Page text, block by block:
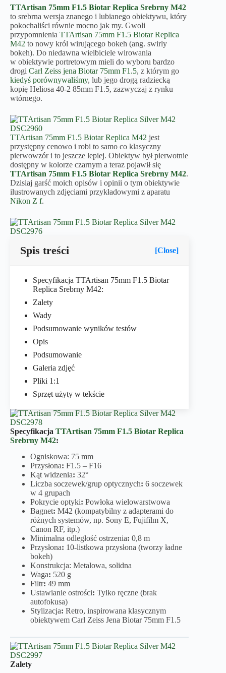
TTArtisan 75mm F1.5 Biotar Replica Srebrny M42
to srebrna wersja znanego i lubianego obiektywu, który
pokochaliści równie mocno jak my. Gwoli
przypomnienia TTArtisan 75mm F1.5 Biotar Replica
M42 to nowy król wirującego bokeh (ang. swirly
bokeh). Do niedawna wielbiciele wirowania
w obiektywie portretowym mieli do wyboru bardzo
drogi Carl Zeiss jena Biotar 75mm F1.5, z którym go
kiedyś porównywaliśmy, lub jego drogą radziecką
kopię Heliosa 40-2 85mm F1.5, zazwyczaj z rynku
wtórnego.
TTArtisan 75mm F1.5 Biotar Replica M42 jest
przystępny cenowo i robi to samo co klasyczny
pierwowzór i to jeszcze lepiej. Obiektyw był pierwotnie
dostępny w kolorze czarnym a teraz pojawił się
TTArtisan 75mm F1.5 Biotar Replica Srebrny M42.
Dzisiaj garść moich opisów i opinii o tym obiektywie
ilustrowanych zdjęciami przykładowymi z aparatu
Nikon Z f.
Spis treści [Close]
Specyfikacja TTArtisan 75mm F1.5 Biotar
Replica Srebrny M42:
Zalety
Wady
Podsumowanie wyników testów
Opis
Podsumowanie
Galeria zdjęć
Pliki 1:1
Sprzęt użyty w tekście
Specyfikacja TTArtisan 75mm F1.5 Biotar Replica
Srebrny M42:
Ogniskowa: 75 mm
Przysłona: F1.5 – F16
Kąt widzenia: 32°
Liczba soczewek/grup optycznych: 6 soczewek
w 4 grupach
Pokrycie optyki: Powłoka wielowarstwowa
Bagnet: M42 (kompatybilny z adapterami do
różnych systemów, np. Sony E, Fujifilm X,
Canon RF, itp.)
Minimalna odległość ostrzenia: 0,8 m
Przysłona: 10-listkowa przysłona (tworzy ładne
bokeh)
Konstrukcja: Metalowa, solidna
Waga: 520 g
Filtr: 49 mm
Ustawianie ostrości: Tylko ręczne (brak
autofokusa)
Stylizacja: Retro, inspirowana klasycznym
obiektywem Carl Zeiss Jena Biotar 75mm F1.5
Zalety